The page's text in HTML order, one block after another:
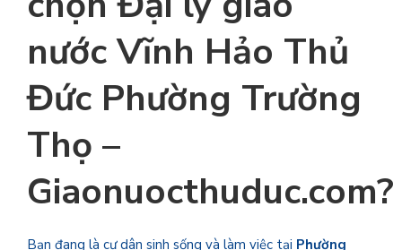
nước Vĩnh Hảo Thủ
Đức Phường Trường
Thọ –
Giaonuocthuduc.com?
Bạn đang là cư dân sinh sống và làm việc tại Phường